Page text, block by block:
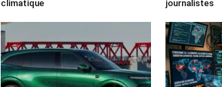
climatique
journalistes